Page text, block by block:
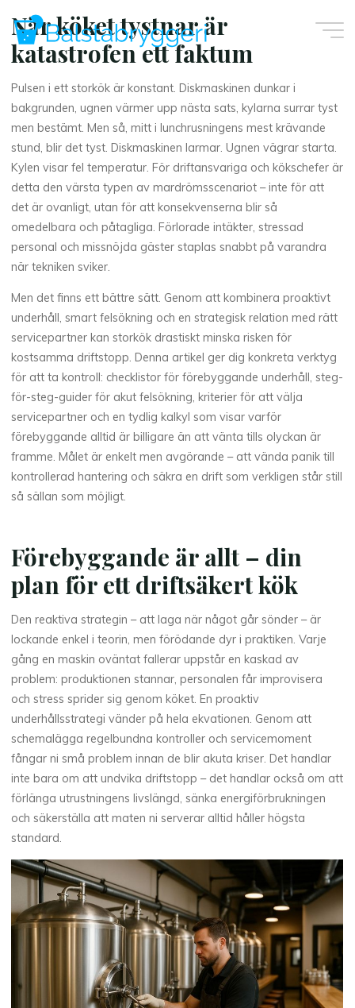
content
När köket tystnar är
katastrofen ett faktum
Pulsen i ett storkök är konstant. Diskmaskinen dunkar i
bakgrunden, ugnen värmer upp nästa sats, kylarna surrar tyst
men bestämt. Men så, mitt i lunchrusningens mest krävande
stund, blir det tyst. Diskmaskinen larmar. Ugnen vägrar starta.
Kylen visar fel temperatur. För driftansvariga och kökschefer är
detta den värsta typen av mardrömsscenariot – inte för att
det är ovanligt, utan för att konsekvenserna blir så
omedelbara och påtagliga. Förlorade intäkter, stressad
personal och missnöjda gäster staplas snabbt på varandra
när tekniken sviker.
Men det finns ett bättre sätt. Genom att kombinera proaktivt
underhåll, smart felsökning och en strategisk relation med rätt
servicepartner kan storkök drastiskt minska risken för
kostsamma driftstopp. Denna artikel ger dig konkreta verktyg
för att ta kontroll: checklistor för förebyggande underhåll, steg-
för-steg-guider för akut felsökning, kriterier för att välja
servicepartner och en tydlig kalkyl som visar varför
förebyggande alltid är billigare än att vänta tills olyckan är
framme. Målet är enkelt men avgörande – att vända panik till
kontrollerad hantering och säkra en drift som verkligen står still
så sällan som möjligt.
Förebyggande är allt – din
plan för ett driftsäkert kök
Den reaktiva strategin – att laga när något går sönder – är
lockande enkel i teorin, men förödande dyr i praktiken. Varje
gång en maskin oväntat fallerar uppstår en kaskad av
problem: produktionen stannar, personalen får improvisera
och stress sprider sig genom köket. En proaktiv
underhållsstrategi vänder på hela ekvationen. Genom att
schemalägga regelbundna kontroller och servicemoment
fångar ni små problem innan de blir akuta kriser. Det handlar
inte bara om att undvika driftstopp – det handlar också om att
förlänga utrustningens livslängd, sänka energiförbrukningen
och säkerställa att maten ni serverar alltid håller högsta
standard.